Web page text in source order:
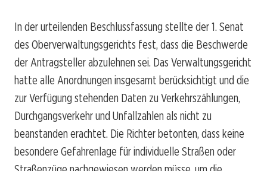
In der urteilenden Beschlussfassung stellte der 1. Senat
des Oberverwaltungsgerichts fest, dass die Beschwerde
der Antragsteller abzulehnen sei. Das Verwaltungsgericht
hatte alle Anordnungen insgesamt berücksichtigt und die
zur Verfügung stehenden Daten zu Verkehrszählungen,
Durchgangsverkehr und Unfallzahlen als nicht zu
beanstanden erachtet. Die Richter betonten, dass keine
besondere Gefahrenlage für individuelle Straßen oder